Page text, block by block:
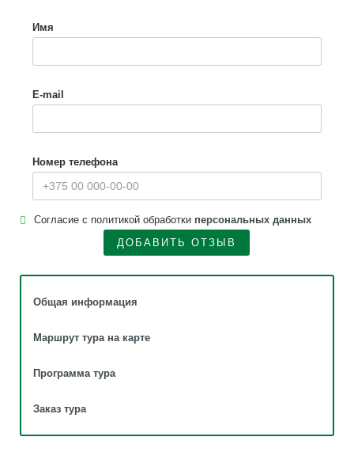
Имя
E-mail
Номер телефона
Согласие с политикой обработки персональных данных
ДОБАВИТЬ ОТЗЫВ
Общая информация
Маршрут тура на карте
Программа тура
Заказ тура